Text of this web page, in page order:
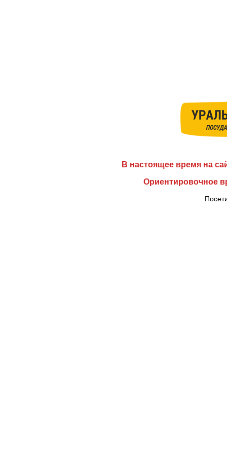
В настоящее время на
Ориентировочное